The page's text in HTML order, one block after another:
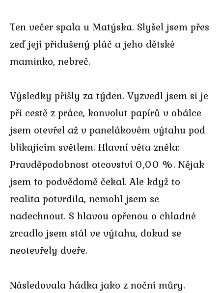
Ten večer spala u Matýska. Slyšel jsem přes
zeď její přidušený pláč a jeho dětské
maminko, nebreč.
Výsledky přišly za týden. Vyzvedl jsem si je
při cestě z práce, konvolut papírů v obálce
jsem otevřel až v panelákovém výtahu pod
blikajícím světlem. Hlavní věta zněla:
Pravděpodobnost otcovství 0,00 %. Nějak
jsem to podvědomě čekal. Ale když to
realita potvrdila, nemohl jsem se
nadechnout. S hlavou opřenou o chladné
zrcadlo jsem stál ve výtahu, dokud se
neotevřely dveře.
Následovala hádka jako z noční můry.